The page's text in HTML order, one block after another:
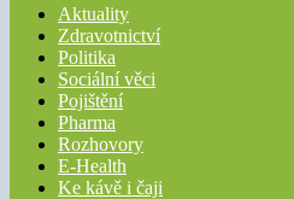
Aktuality
Zdravotnictví
Politika
Sociální věci
Pojištění
Pharma
Rozhovory
E-Health
Ke kávě i čaji